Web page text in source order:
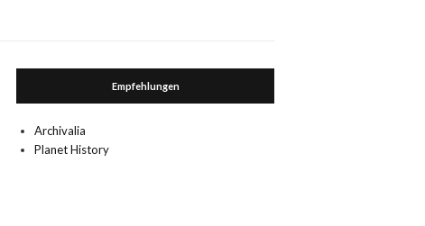
Empfehlungen
Archivalia
Planet History